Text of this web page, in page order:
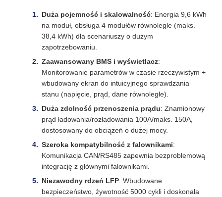
Duża pojemność i skalowalność: Energia 9,6 kWh
na moduł, obsługa 4 modułów równolegle (maks.
38,4 kWh) dla scenariuszy o dużym
zapotrzebowaniu.
Zaawansowany BMS i wyświetlacz:
Monitorowanie parametrów w czasie rzeczywistym +
wbudowany ekran do intuicyjnego sprawdzania
stanu (napięcie, prąd, dane równoległe).
Duża zdolność przenoszenia prądu: Znamionowy
prąd ładowania/rozładowania 100A/maks. 150A,
dostosowany do obciążeń o dużej mocy.
Szeroka kompatybilność z falownikami:
Komunikacja CAN/RS485 zapewnia bezproblemową
integrację z głównymi falownikami.
Niezawodny rdzeń LFP: Wbudowane
bezpieczeństwo, żywotność 5000 cykli i doskonała